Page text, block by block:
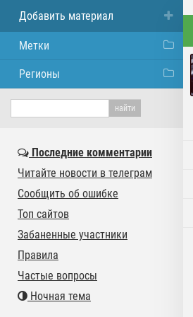
Добавить материал
Метки
Регионы
Последние комментарии
Читайте новости в телеграм
Сообщить об ошибке
Топ сайтов
Забаненные участники
Правила
Частые вопросы
Ночная тема